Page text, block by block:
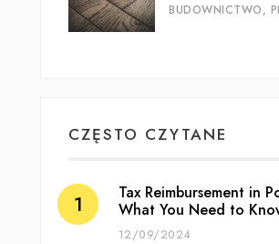
BUDOWNICTWO,
CZĘSTO CZYTANE
Tax Reimbursement in
What You Need to
12/09/2024